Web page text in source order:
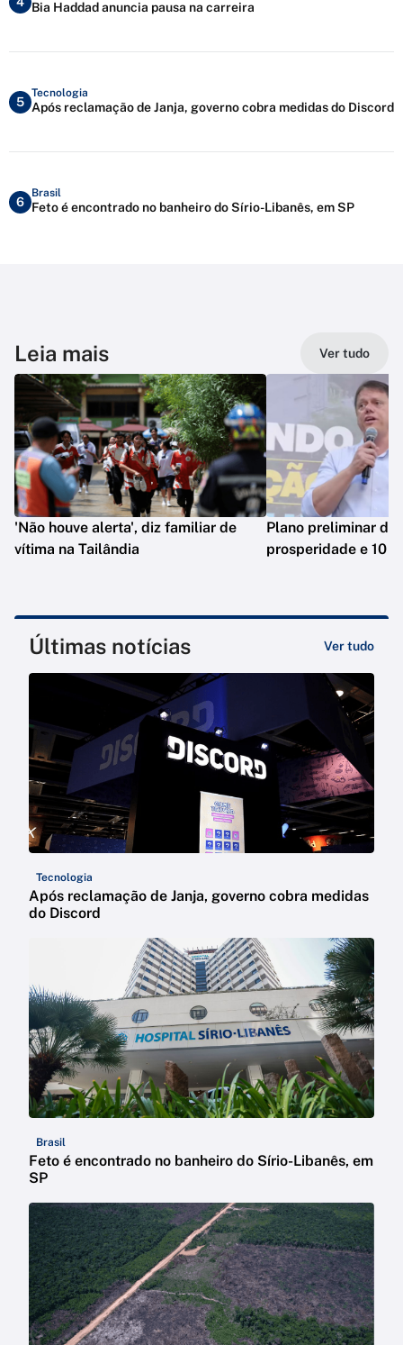
Bia Haddad anuncia pausa na carreira
5
Tecnologia
Após reclamação de Janja, governo cobra medidas do Discord
6
Brasil
Feto é encontrado no banheiro do Sírio-Libanês, em SP
Leia mais Ver tudo
'Não houve alerta', diz familiar de
vítima na Tailândia
Plano preliminar de
prosperidade e 10
Últimas notícias Ver tudo
Tecnologia
Após reclamação de Janja, governo cobra medidas
do Discord
Brasil
Feto é encontrado no banheiro do Sírio-Libanês, em
SP